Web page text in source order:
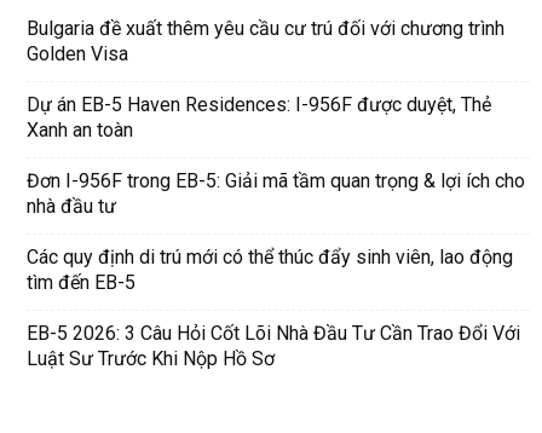
Bulgaria đề xuất thêm yêu cầu cư trú đối với chương trình
Golden Visa
Dự án EB-5 Haven Residences: I-956F được duyệt, Thẻ
Xanh an toàn
Đơn I-956F trong EB-5: Giải mã tầm quan trọng & lợi ích cho
nhà đầu tư
Các quy định di trú mới có thể thúc đẩy sinh viên, lao động
tìm đến EB-5
EB-5 2026: 3 Câu Hỏi Cốt Lõi Nhà Đầu Tư Cần Trao Đổi Với
Luật Sư Trước Khi Nộp Hồ Sơ